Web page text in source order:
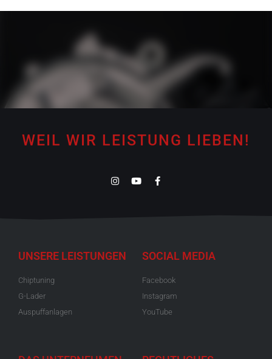
WEIL WIR LEISTUNG LIEBEN!
UNSERE LEISTUNGEN
Chiptuning
G-Lader
Auspuffanlagen
SOCIAL MEDIA
Facebook
Instagram
YouTube